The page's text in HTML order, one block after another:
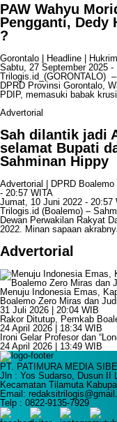
PAW Wahyu
Pengganti, Dedy
?
Gorontalo | Headline | Hukrim
Sabtu, 27 September 2025 -
Trilogis.id_(GORONTALO)
DPRD Provinsi Gorontalo,
PDIP, memasuki babak
Advertorial
Sah dilantik jadi
selamat Bupati
Sahminan Hippy
Advertorial DPRD Boalemo
- 20:57 WITA
Jumat, 10 Juni 2022 - 20:57
Trilogis.id (Boalemo) –
Dewan Perwakilan Rakyat
2022. Minan sapaan
Advertorial
Menuju Indonesia Emas,
Boalemo Zero Miras dan Judi
31 Juli 2026 | 20:04 WIB
Rakor Ditutup, Pemkab
24 April 2026 | 18:34 WIB
Ironi Gelar Profesor dan
24 April 2026 | 13:49 WIB
PT. PATIMURA MEDIA
Jln : Yos Sudarso, Dusun II
Kecamatan Tilamuta
Email:
Telp : 0822-9135-7929